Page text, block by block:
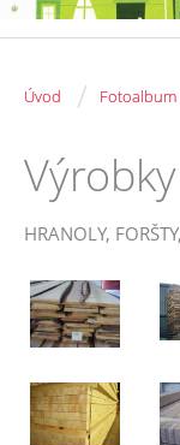
Úvod / Fotoalbum
Výrobky
HRANOLY,